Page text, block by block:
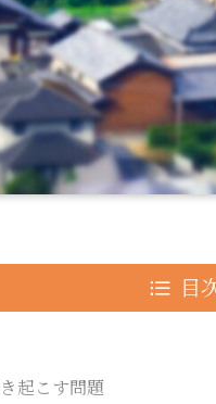
目
起こす問題